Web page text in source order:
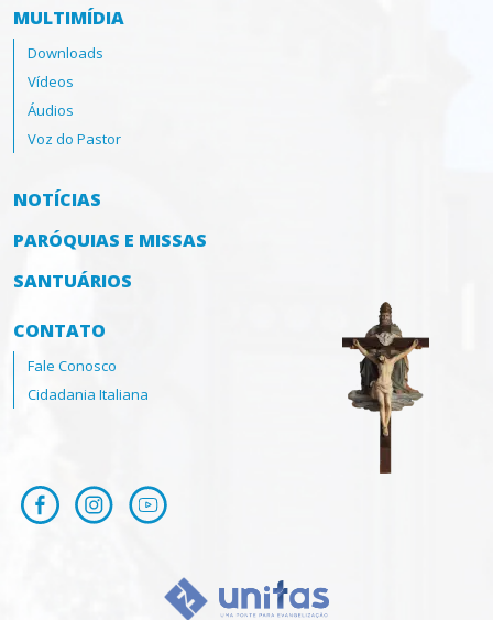
MULTIMÍDIA
Downloads
Vídeos
Áudios
Voz do Pastor
NOTÍCIAS
PARÓQUIAS E MISSAS
SANTUÁRIOS
CONTATO
Fale Conosco
Cidadania Italiana